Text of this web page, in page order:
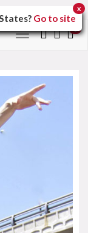
Version der Website
Toggle
? Go to site
x